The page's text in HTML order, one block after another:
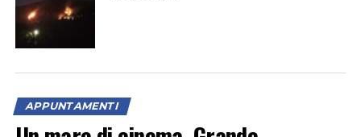
APPUNTAMENTI